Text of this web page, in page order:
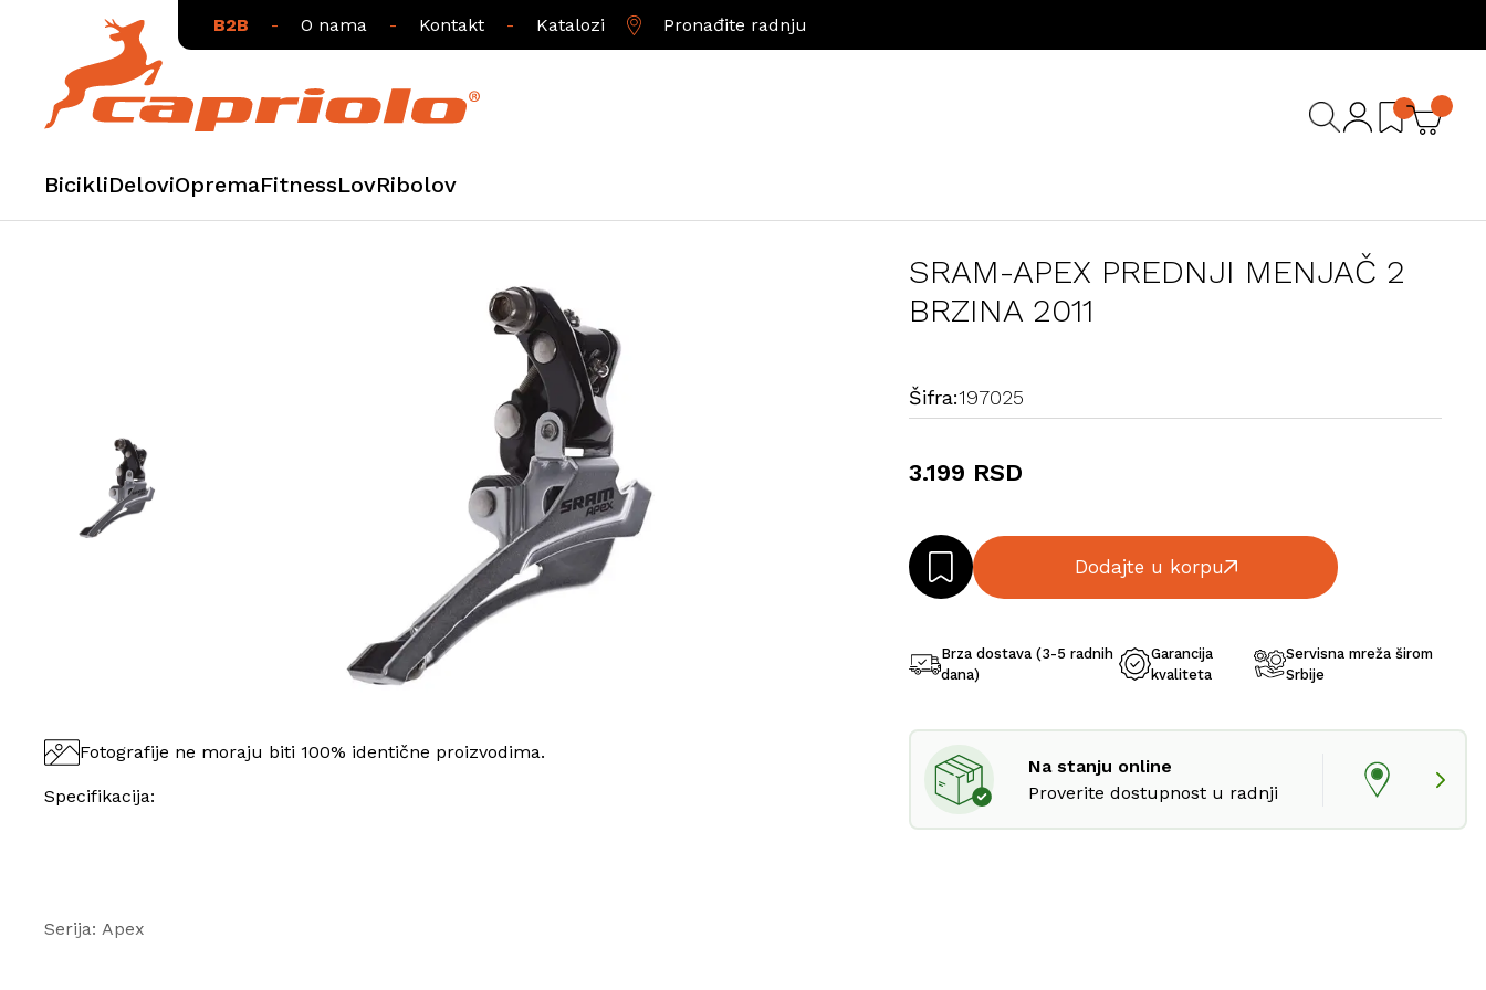
B2B - O nama - Kontakt - Katalozi Pronađite radnju
BicikliDeloviOpremaFitnessLovRibolov
Fotografije ne moraju biti 100% identične proizvodima.
Specifikacija:
Serija: Apex
SRAM-APEX PREDNJI MENJAČ 2
BRZINA 2011
Šifra:197025
3.199 RSD
Dodajte u korpu
Brza dostava (3-5 radnih
dana)
Garancija
kvaliteta
Servisna mreža širom
Srbije
Na stanju online
Proverite dostupnost u radnji